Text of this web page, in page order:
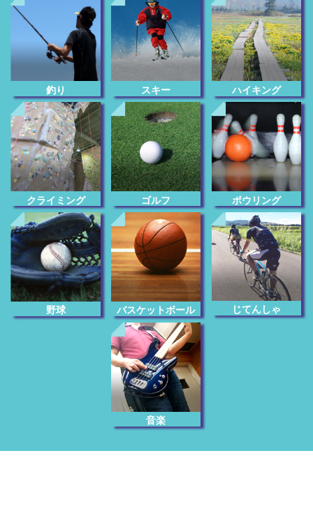
釣り スキー ハイキング
クライミング ゴルフ ボウリング
野球 バスケットボール じてんしゃ
音楽